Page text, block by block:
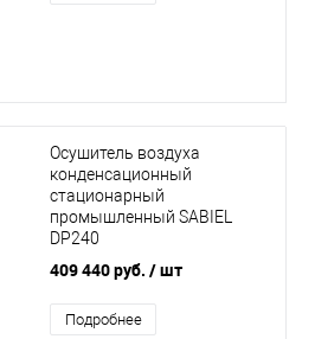
Осушитель воздуха
конденсационный
стационарный
промышленный SABIEL
DP240
409 440 руб. / шт
Подробнее